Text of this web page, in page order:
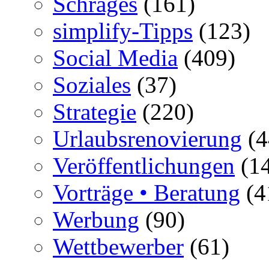
simplify-Tipps (123)
Social Media (409)
Soziales (37)
Strategie (220)
Urlaubsrenovierung
Veröffentlichungen
Vorträge • Beratung
Werbung (90)
Wettbewerber (61)